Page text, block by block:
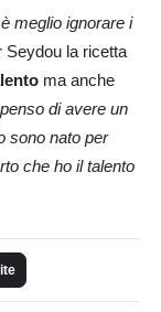
meglio ignorare i
Seydou la ricetta
ma anche
di avere un
sono nato per
che ho il talento